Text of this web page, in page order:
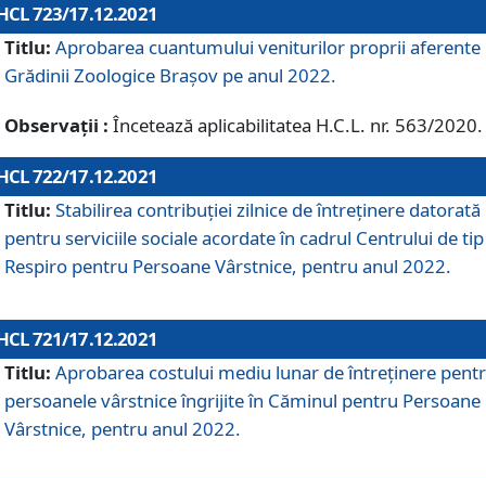
723/17.12.2021
Titlu: Aprobarea cuantumului veniturilor proprii aferente
Grădinii Zoologice Braşov pe anul 2022.
Observații : Încetează aplicabilitatea H.C.L. nr. 563/2020.
722/17.12.2021
Titlu: Stabilirea contribuţiei zilnice de întreținere datorată
pentru serviciile sociale acordate în cadrul Centrului de tip
Respiro pentru Persoane Vârstnice, pentru anul 2022.
721/17.12.2021
Titlu: Aprobarea costului mediu lunar de întreţinere
persoanele vârstnice îngrijite în Căminul pentru Persoane
Vârstnice, pentru anul 2022.